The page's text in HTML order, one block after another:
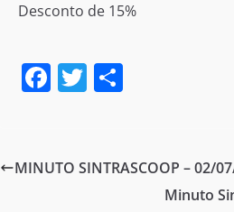
Desconto de 15%
F
e
T
er e
MINUTO SINTRASCOOP – 02/
Minuto